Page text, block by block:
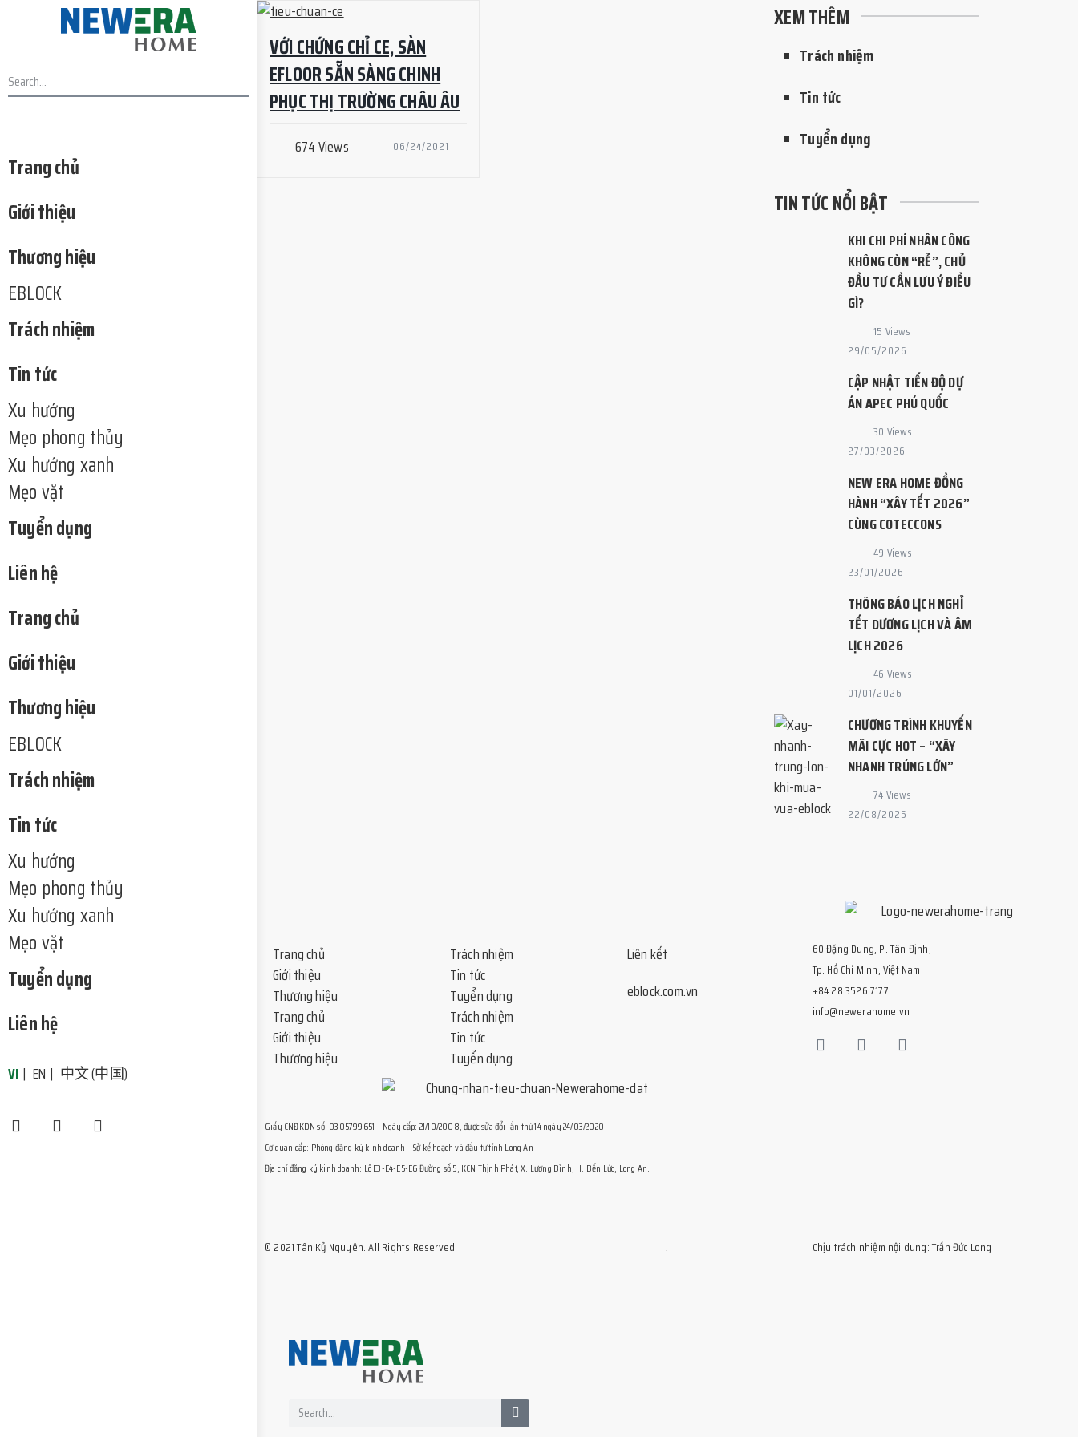
Trang chủ
Giới thiệu
Thương hiệu
EBLOCK
Trách nhiệm
Tin tức
Xu hướng
Mẹo phong thủy
Xu hướng xanh
Mẹo vặt
Tuyển dụng
Liên hệ
Trang chủ
Giới thiệu
Thương hiệu
EBLOCK
Trách nhiệm
Tin tức
Xu hướng
Mẹo phong thủy
Xu hướng xanh
Mẹo vặt
Tuyển dụng
Liên hệ
VI EN 中文 (中国)
VỚI CHỨNG CHỈ CE, SÀN
EFLOOR SẴN SÀNG CHINH
PHỤC THỊ TRƯỜNG CHÂU ÂU
674 Views 06/24/2021
XEM THÊM
Trách nhiệm
Tin tức
Tuyển dụng
TIN TỨC NỔI BẬT
KHI CHI PHÍ NHÂN CÔNG
KHÔNG CÒN “RẺ”, CHỦ
ĐẦU TƯ CẦN LƯU Ý ĐIỀU
GÌ?
15 Views
29/05/2026
CẬP NHẬT TIẾN ĐỘ DỰ
ÁN APEC PHÚ QUỐC
30 Views
27/03/2026
NEW ERA HOME ĐỒNG
HÀNH “XÂY TẾT 2026”
CÙNG COTECCONS
49 Views
23/01/2026
THÔNG BÁO LỊCH NGHỈ
TẾT DƯƠNG LỊCH VÀ ÂM
LỊCH 2026
46 Views
01/01/2026
CHƯƠNG TRÌNH KHUYẾN
MÃI CỰC HOT – “XÂY
NHANH TRÚNG LỚN”
74 Views
22/08/2025
Trang chủ
Giới thiệu
Thương hiệu
Trang chủ
Giới thiệu
Thương hiệu
Trách nhiệm
Tin tức
Tuyển dụng
Trách nhiệm
Tin tức
Tuyển dụng
Liên kết
eblock.com.vn
Giấy CNĐKDN số: 0305799651 – Ngày cấp: 21/10/2008, được sửa đổi lần thứ 14 ngày 24/03/2020
Cơ quan cấp: Phòng đăng ký kinh doanh – Sở kế hoạch và đầu tư tỉnh Long An
Địa chỉ đăng ký kinh doanh: Lô E3-E4-E5-E6 Đường số 5, KCN Thịnh Phát, X. Lương Bình, H. Bến Lức, Long An.
60 Đặng Dung, P. Tân Định,
Tp. Hồ Chí Minh, Việt Nam
+84 28 3526 7177
info@newerahome.vn
© 2021 Tân Kỷ Nguyên. All Rights Reserved. . Chịu trách nhiệm nội dung: Trần Đức Long